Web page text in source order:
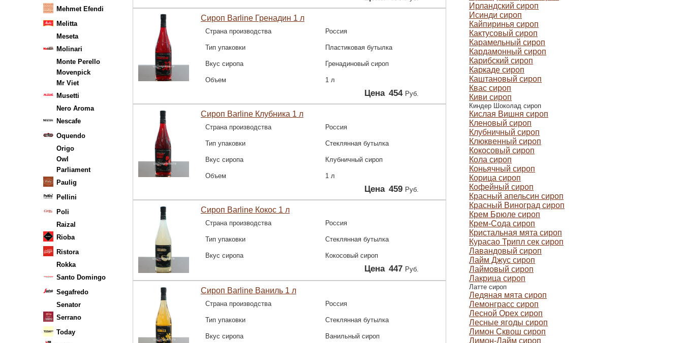
Mehmet Efendi
Melitta
Meseta
Molinari
Monte Perello
Movenpick
Mr Viet
Musetti
Nero Aroma
Nescafe
Oquendo
Origo
Owl
Parliament
Paulig
Pellini
Poli
Raizal
Rioba
Ristora
Rokka
Santo Domingo
Segafredo
Senator
Serrano
Today
Сироп Barline Гренадин 1 л
Страна производства Россия
Тип упаковки Пластиковая бутылка
Вкус сиропа Гренадиновый сироп
Объем 1 л
Цена 454 Руб.
Сироп Barline Клубника 1 л
Страна производства Россия
Тип упаковки Стеклянная бутылка
Вкус сиропа Клубничный сироп
Объем 1 л
Цена 459 Руб.
Сироп Barline Кокос 1 л
Страна производства Россия
Тип упаковки Стеклянная бутылка
Вкус сиропа Кокосовый сироп
Цена 447 Руб.
Сироп Barline Ваниль 1 л
Страна производства Россия
Тип упаковки Стеклянная бутылка
Вкус сиропа Ванильный сироп
Ирландский сироп
Исинди сироп
Кайпиринья сироп
Кактусовый сироп
Карамельный сироп
Кардамонный сироп
Карибский сироп
Каркаде сироп
Каштановый сироп
Квас сироп
Киви сироп
Киндер Шоколад сироп
Кислая Вишня сироп
Кленовый сироп
Клубничный сироп
Клюквенный сироп
Кокосовый сироп
Кола сироп
Коньячный сироп
Корица сироп
Кофейный сироп
Красный апельсин сироп
Красный Виноград сироп
Крем Брюле сироп
Крем-Сода сироп
Кристальная мята сироп
Курасао Трипл сек сироп
Лавандовый сироп
Лайм Джус сироп
Лаймовый сироп
Лакрица сироп
Латте сироп
Ледяная мята сироп
Лемонграсс сироп
Лесной Орех сироп
Лесные ягоды сироп
Лимон Сквош сироп
Лимон-Лайм сироп